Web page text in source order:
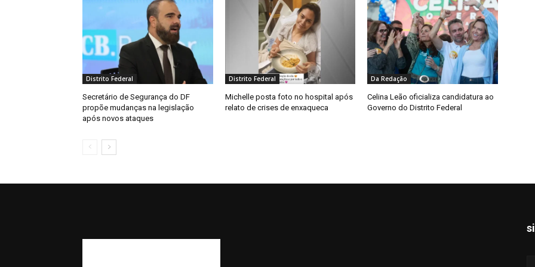
Distrito Federal
Secretário de Segurança do DF
propõe mudanças na legislação
após novos ataques
Distrito Federal
Michelle posta foto no hospital após
relato de crises de enxaqueca
Da Redação
Celina Leão oficializa candidatura ao
Governo do Distrito Federal